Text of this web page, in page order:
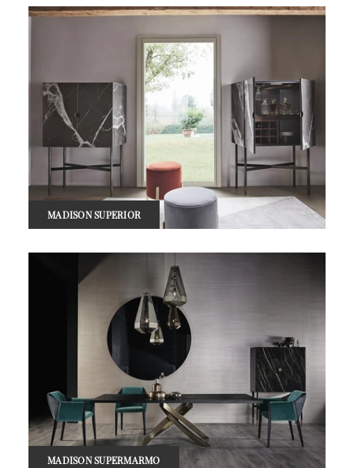
MADISON SUPERIOR
MADISON SUPERMARMO